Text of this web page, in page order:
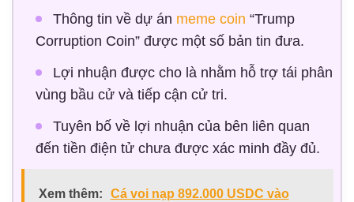
Thông tin về dự án meme coin “Trump
Corruption Coin” được một số bản tin đưa.
Lợi nhuận được cho là nhằm hỗ trợ tái phân
vùng bầu cử và tiếp cận cử tri.
Tuyên bố về lợi nhuận của bên liên quan
đến tiền điện tử chưa được xác minh đầy đủ.
Xem thêm:
Cá voi nạp 892.000 USDC vào